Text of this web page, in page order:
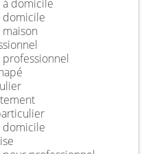
domicile
domicile
domicile